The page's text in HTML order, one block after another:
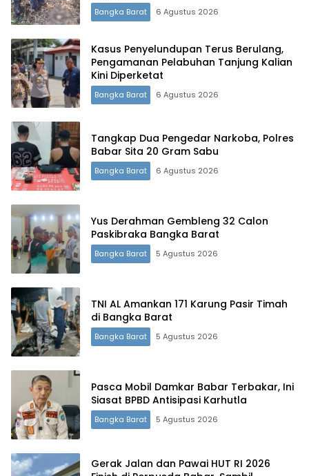
Bangka Barat 6 Agustus 2026
Kasus Penyelundupan Terus Berulang,
Pengamanan Pelabuhan Tanjung Kalian
Kini Diperketat
Bangka Barat 6 Agustus 2026
Tangkap Dua Pengedar Narkoba, Polres
Babar Sita 20 Gram Sabu
Bangka Barat 6 Agustus 2026
Yus Derahman Gembleng 32 Calon
Paskibraka Bangka Barat
Bangka Barat 5 Agustus 2026
TNI AL Amankan 171 Karung Pasir Timah
di Bangka Barat
Bangka Barat 5 Agustus 2026
Pasca Mobil Damkar Babar Terbakar, Ini
Siasat BPBD Antisipasi Karhutla
Bangka Barat 5 Agustus 2026
Gerak Jalan dan Pawai HUT RI 2026